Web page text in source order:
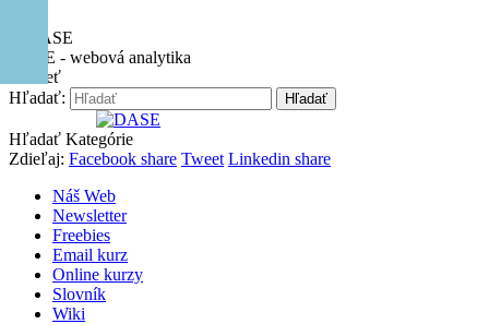
DASE - webová analytika
Zavrieť
Hľadať:
Hľadať
Hľadať Kategórie
Zdieľaj: Facebook share Tweet Linkedin share
Náš Web
Newsletter
Freebies
Email kurz
Online kurzy
Slovník
Wiki